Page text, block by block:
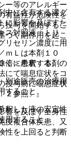
中に含有する濃グ
に影響を及ぼすた
ス対照液「トリ
リセリン濃度に用
ｍＬは本剤１０
倍に希釈する。
別途販売の治療用
すること。
釈した液の安定性
用すること。
ー等のアレルギー
有益性が危険性を
投与を開始するこ
づく副作用を起こ
く＞患者：本剤の
にて喘息症状をコ
投与前に喘息症状
参照〕。
響を及ぼす全身性
疫複合体疾患、又
性を上回ると判断